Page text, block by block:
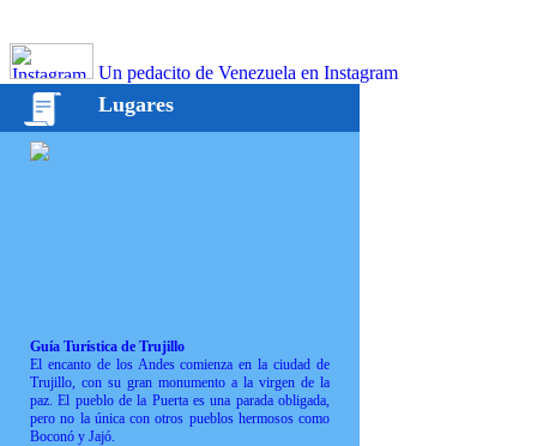
Un pedacito de Venezuela en Instagram
Lugares
Guía Turística de Trujillo
El encanto de los Andes comienza en la ciudad de
Trujillo, con su gran monumento a la virgen de la
paz. El pueblo de la Puerta es una parada obligada,
pero no la única con otros pueblos hermosos como
Boconó y Jajó.